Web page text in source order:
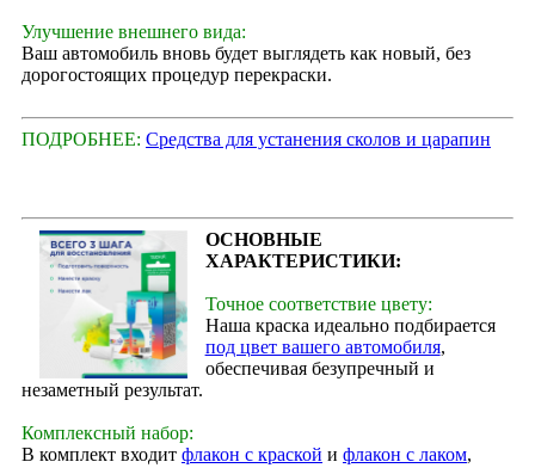
Улучшение внешнего вида:
Ваш автомобиль вновь будет выглядеть как новый, без
дорогостоящих процедур перекраски.
ПОДРОБНЕЕ: Средства для устанения сколов и царапин
ОСНОВНЫЕ
ХАРАКТЕРИСТИКИ:
Точное соответствие цвету:
Наша краска идеально подбирается
под цвет вашего автомобиля,
обеспечивая безупречный и
незаметный результат.
Комплексный набор:
В комплект входит флакон с краской и флакон с лаком,